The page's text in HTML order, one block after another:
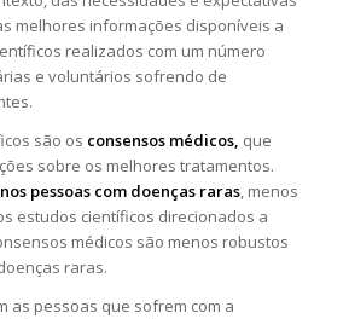
melhores informações disponíveis a
realizados com um número
e voluntários sofrendo de
são os consensos médicos, que
sobre os melhores tratamentos.
pessoas com doenças raras, menos
estudos científicos direcionados a
médicos são menos robustos
raras.
as pessoas que sofrem com a